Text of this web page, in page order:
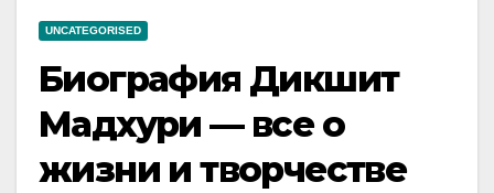
UNCATEGORISED
Биография Дикшит
Мадхури — все о
жизни и творчестве